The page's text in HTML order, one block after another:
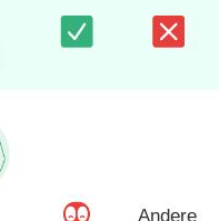
Andere